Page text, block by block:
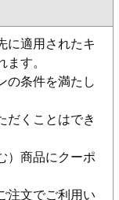
に適用されたキ
す。
の条件を満たし
だくことはでき
）商品にクーポ
注文でご利用い